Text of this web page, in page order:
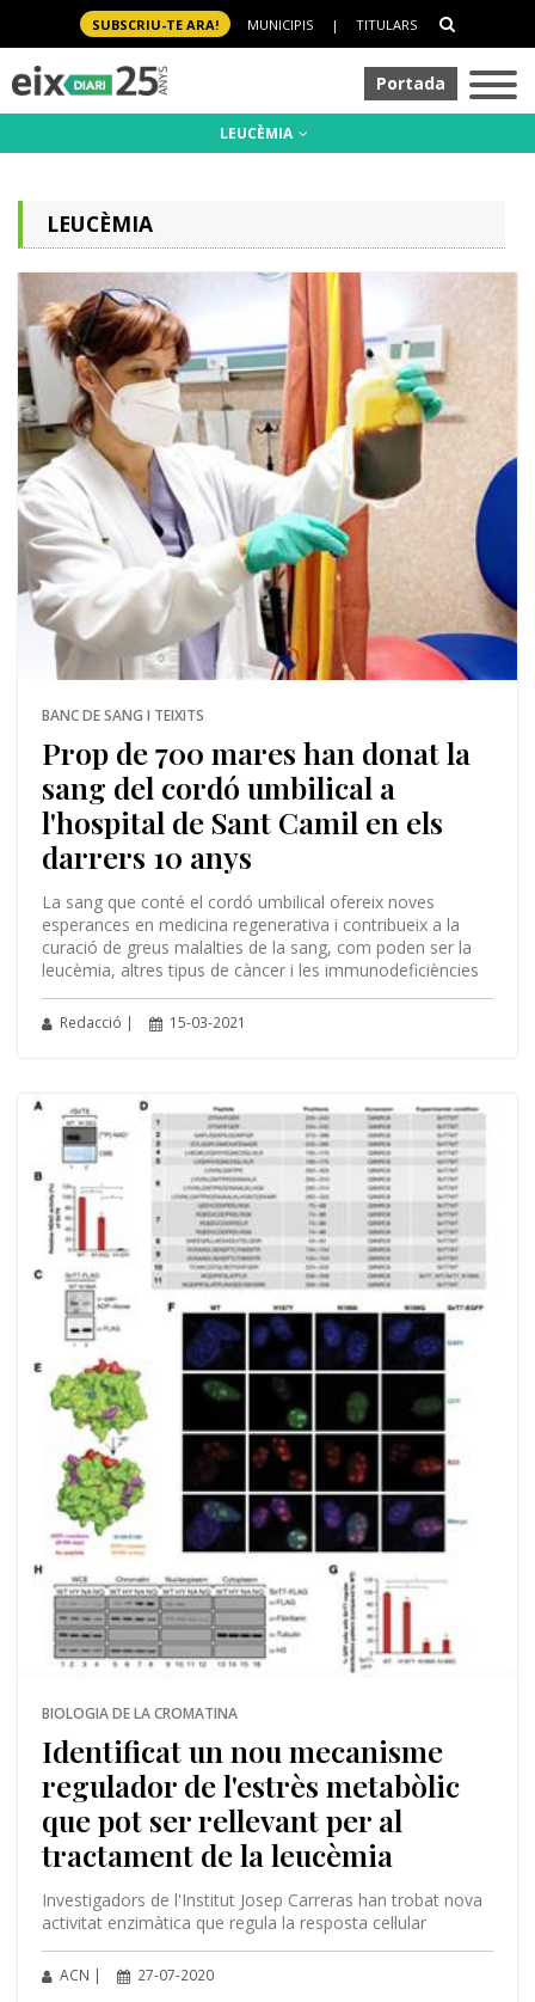
SUBSCRIU-TE ARA! MUNICIPIS | TITULARS
Portada
LEUCÈMIA
LEUCÈMIA
BANC DE SANG I TEIXITS
Prop de 700 mares han donat la
sang del cordó umbilical a
l'hospital de Sant Camil en els
darrers 10 anys
La sang que conté el cordó umbilical ofereix noves
esperances en medicina regenerativa i contribueix a la
curació de greus malalties de la sang, com poden ser la
leucèmia, altres tipus de càncer i les immunodeficiències
Redacció | 15-03-2021
BIOLOGIA DE LA CROMATINA
Identificat un nou mecanisme
regulador de l'estrès metabòlic
que pot ser rellevant per al
tractament de la leucèmia
Investigadors de l'Institut Josep Carreras han trobat nova
activitat enzimàtica que regula la resposta cel·lular
ACN | 27-07-2020